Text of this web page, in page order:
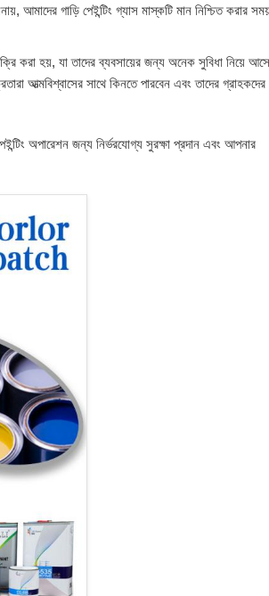
গাড়ি পেইন্টিং গ্যাস মাস্কটি মান নিশ্চিত করার
করা হয়, যা তাদের ব্যবসায়ের জন্য অনেক সুবিধা নিয়ে
আত্মবিশ্বাসের সাথে কিনতে পারবেন এবং তাদের গ্রাহকদের
অপারেশন জন্য নির্ভরযোগ্য সুরক্ষা প্রদান এবং আপনার